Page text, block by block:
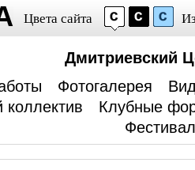
Цвета сайта
Дмитриевский
Фотогалерея
Клубные